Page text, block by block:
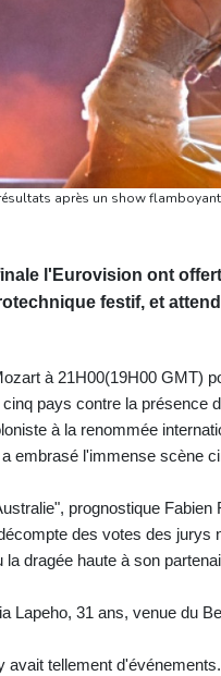
après un show
l'Eurovision ont
festif, et
à 21H00(19H00 GMT)
pays contre la présence
à la renommée
embrasé l'immense scène
prognostique
des votes des jurys
la dragée haute à son
Lapeho, 31 ans, venue du
tellement